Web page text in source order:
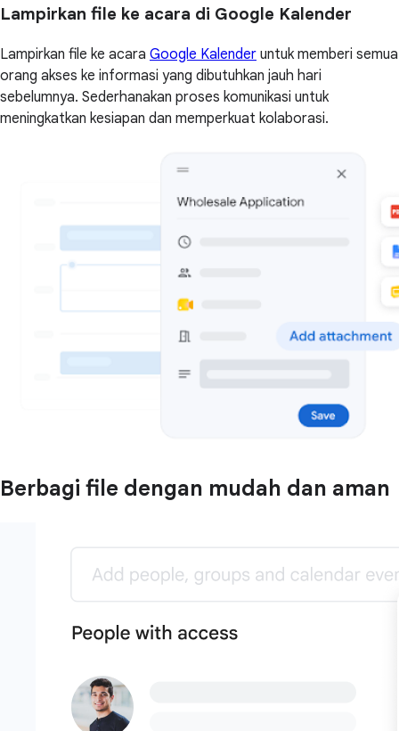
Lampirkan file ke acara di Google Kalender
Lampirkan file ke acara Google Kalender untuk memberi semua
orang akses ke informasi yang dibutuhkan jauh hari
sebelumnya. Sederhanakan proses komunikasi untuk
meningkatkan kesiapan dan memperkuat kolaborasi.
Berbagi file dengan mudah dan aman